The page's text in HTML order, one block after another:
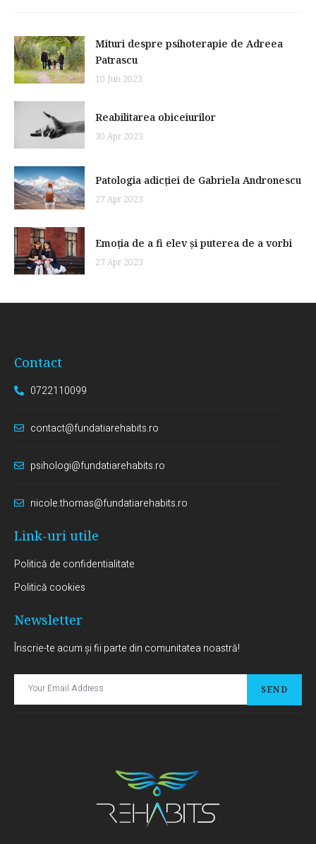
Mituri despre psihoterapie de Adreea
Patrascu
10 Jun 2023
Reabilitarea obiceiurilor
30 Apr 2023
Patologia adicției de Gabriela Andronescu
27 Apr 2023
Emoția de a fi elev și puterea de a vorbi
27 Apr 2023
Contact
0722110099
contact@fundatiarehabits.ro
psihologi@fundatiarehabits.ro
nicole.thomas@fundatiarehabits.ro
Link-uri utile
Politică de confidentialitate
Politică cookies
Newsletter
Înscrie-te acum și fii parte din comunitatea noastră!
SEND